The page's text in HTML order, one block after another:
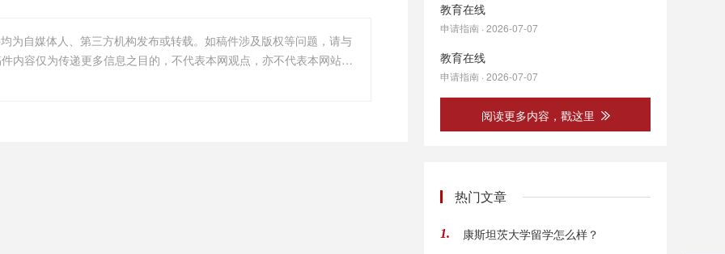
为自媒体人、第三方机构发布或转载。如稿件涉及版权等问题，请与
我们联系删除或处理，客服邮箱123456@qq.com，稿件内容仅为传递更多信息之目的，不代表本网观点，亦不代表本网站赞同
教育在线
申请指南 · 2026-07-07
教育在线
申请指南 · 2026-07-07
阅读更多内容，戳这里
热门文章
1. 康斯坦茨大学留学怎么样？